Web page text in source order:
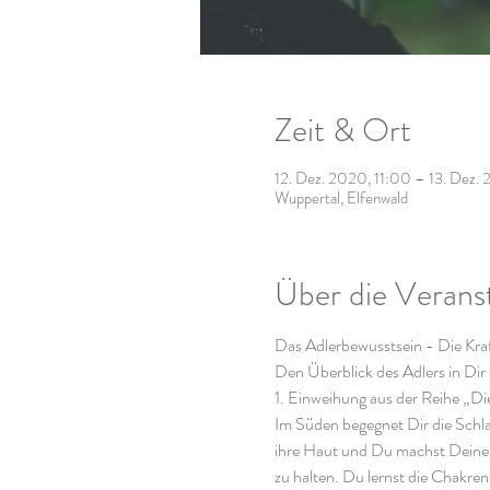
Zeit & Ort
12. Dez. 2020, 11:00 – 13.
Wuppertal, Elfenwald
Über die
Das Adlerbewusstsein - Die
Den Überblick des Adlers in Dir
1. Einweihung aus der Reihe
Im Süden begegnet Dir die
ihre Haut und Du machst
zu halten. Du lernst die